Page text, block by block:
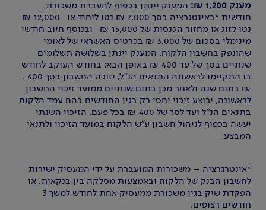
מענק 1,200 ₪:
המענק יינתן בכפוף להעברת משכורת
חודשית *באינטגרציה בסך 7,000 ₪ נטו ליחיד או 12,000 ₪
נטו לזוג או מחזור הכנסות של 15,000 ₪ ובנוסף חיוב חודשי
מינימלי בסכום של 3,000 ₪ בכרטיס האשראי של לאומי
שהונפק בחשבון הלקוח. המענק יינתן בשלושה תשלומים
שנתיים בסך של עד 400 ₪ באופן הבא: בחודש העוקב לחודש
בו התקיימו לראשונה התנאים הנ"ל, יזוכה החשבון בסך 400 .
₪ בתום שנה ולאחר מכן בתום שנתיים ממועד זיכוי החשבון
לראשונה, יבוצע זיכוי יחסי רק בגין החודשים בהם עמד הלקוח
בתנאים הנ"ל ועד לסך של 400 ₪ בכל פעם. הזיכוי השנתי
יעשה בכפוף לניהול חשבון ע"ש הלקוח במועד הזיכוי ולתנאי
המבצע.
*אינטרגרציה – משכורות המועברת על ידי המעסיק ישירות
לחשבון הבנק של הלקוח ובאמצעות מסלקה בין בנקאית, או
הפקדת שיק בגין משכורת ממעסיק אחת לחודש למשך 3
חודשים רצופים.